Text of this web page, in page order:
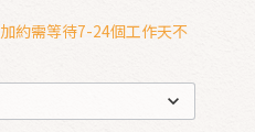
約需等待7-24個工作天不